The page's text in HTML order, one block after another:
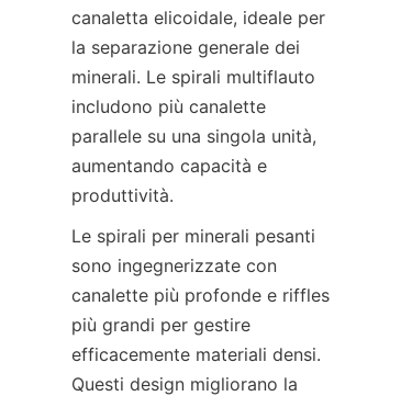
canaletta elicoidale, ideale per
la separazione generale dei
minerali. Le spirali multiflauto
includono più canalette
parallele su una singola unità,
aumentando capacità e
Le spirali per minerali pesanti
sono ingegnerizzate con
canalette più profonde e riffles
più grandi per gestire
efficacemente materiali densi.
Questi design migliorano la